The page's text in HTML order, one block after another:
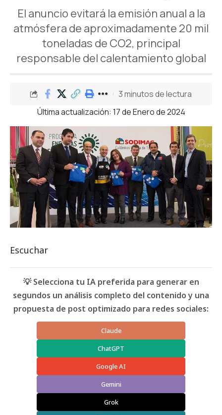
El anuncio evitará la emisión anual a la
atmósfera de aproximadamente 20 mil
toneladas de CO2, principal
responsable del calentamiento global
Última actualización: 17 de Enero de 2024
3 minutos de lectura
Escuchar
💡 Selecciona tu IA preferida para generar en
segundos un análisis completo del contenido y una
propuesta de post optimizado para redes sociales:
Claude
ChatGPT
Google AI
Gemini
Grok